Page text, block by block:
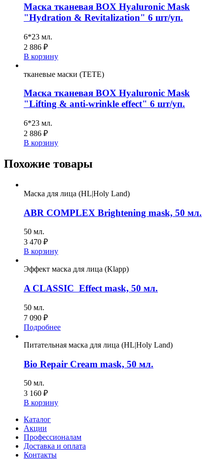
Маска тканевая BOX Hyaluronic Mask
"Hydration & Revitalization" 6 шт/уп.
6*23 мл.
2 886 ₽
В корзину
тканевые маски (TETE)
Маска тканевая BOX Hyaluronic Mask
"Lifting & anti-wrinkle effect" 6 шт/уп.
6*23 мл.
2 886 ₽
В корзину
Похожие товары
Маска для лица (HL|Holy Land)
ABR COMPLEX Brightening mask, 50 мл.
50 мл.
3 470 ₽
В корзину
Эффект маска для лица (Klapp)
A CLASSIC Effect mask, 50 мл.
50 мл.
7 090 ₽
Подробнее
Питательная маска для лица (HL|Holy Land)
Bio Repair Cream mask, 50 мл.
50 мл.
3 160 ₽
В корзину
Каталог
Акции
Профессионалам
Доставка и оплата
Контакты